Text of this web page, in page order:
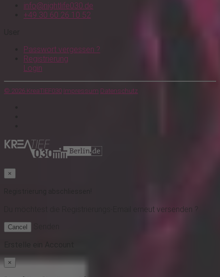
info@nightlife030.de
+49 30 60 26 10 52
Passwort vergessen ?
Registrierung
Login
© 2026 KreaTIEF030 Impressum Datenschutz
×
die Registrierungs-Email erneut versenden ?
Cancel
×